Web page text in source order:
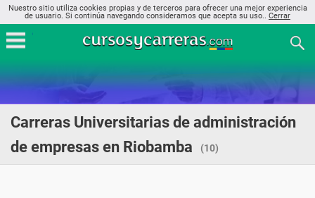
Nuestro sitio utiliza cookies propias y de terceros para ofrecer una mejor experiencia
de usuario. Si continúa navegando consideramos que acepta su uso.. Cerrar
Carreras Universitarias de administración
de empresas en Riobamba
(10)